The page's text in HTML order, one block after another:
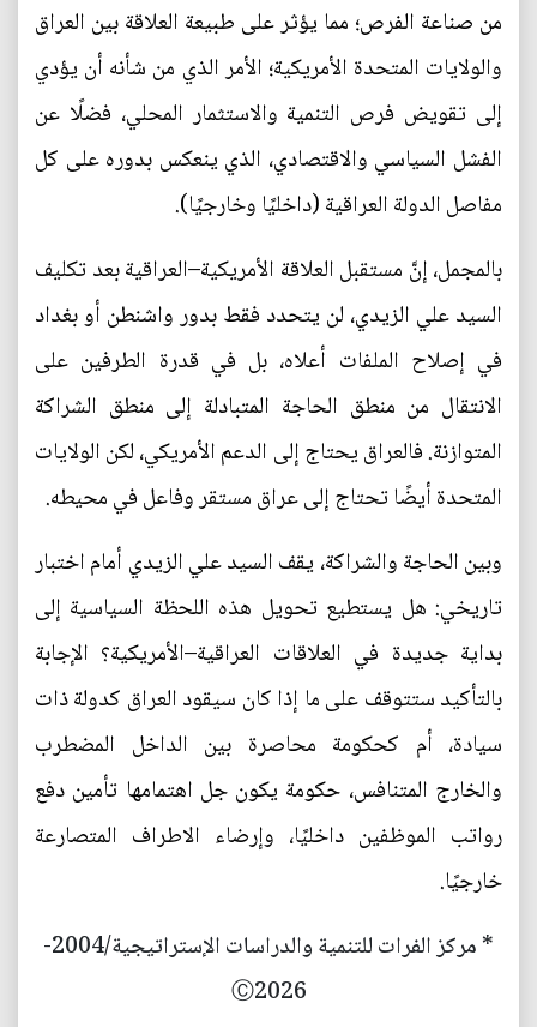
من صناعة الفرص؛ مما يؤثر على طبيعة العلاقة بين العراق
والولايات المتحدة الأمريكية؛ الأمر الذي من شأنه أن يؤدي
إلى تقويض فرص التنمية والاستثمار المحلي، فضلًا عن
الفشل السياسي والاقتصادي، الذي ينعكس بدوره على كل
مفاصل الدولة العراقية (داخليًا وخارجيًا).
بالمجمل، إنَّ مستقبل العلاقة الأمريكية–العراقية بعد تكليف
السيد علي الزيدي، لن يتحدد فقط بدور واشنطن أو بغداد
في إصلاح الملفات أعلاه، بل في قدرة الطرفين على
الانتقال من منطق الحاجة المتبادلة إلى منطق الشراكة
المتوازنة. فالعراق يحتاج إلى الدعم الأمريكي، لكن الولايات
المتحدة أيضًا تحتاج إلى عراق مستقر وفاعل في محيطه.
وبين الحاجة والشراكة، يقف السيد علي الزيدي أمام اختبار
تاريخي: هل يستطيع تحويل هذه اللحظة السياسية إلى
بداية جديدة في العلاقات العراقية–الأمريكية؟ الإجابة
بالتأكيد ستتوقف على ما إذا كان سيقود العراق كدولة ذات
سيادة، أم كحكومة محاصرة بين الداخل المضطرب
والخارج المتنافس، حكومة يكون جل اهتمامها تأمين دفع
رواتب الموظفين داخليًا، وإرضاء الاطراف المتصارعة
خارجيًا.
* مركز الفرات للتنمية والدراسات الإستراتيجية/2004-
Ⓒ2026